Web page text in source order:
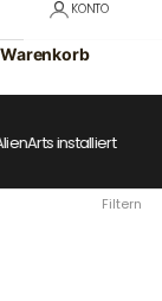
KONTO
Warenkorb
installiert
Filtern